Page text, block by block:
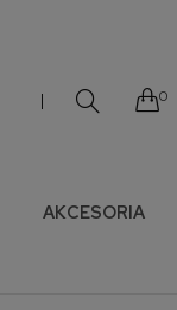
| 0
AKCESORIA